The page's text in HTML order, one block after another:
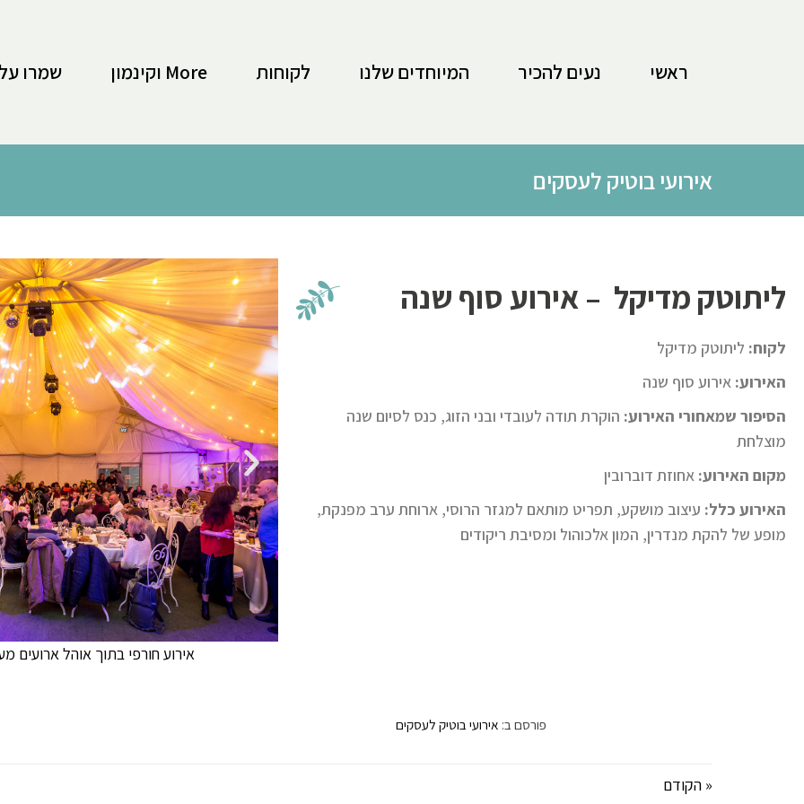
ראשי נעים להכיר המיוחדים שלנו לקוחות More וקינמון שמרו
אירועי בוטיק לעסקים
ליתוטק מדיקל – אירוע סוף שנה
לקוח: ליתוטק מדיקל
האירוע: אירוע סוף שנה
הסיפור שמאחורי האירוע: הוקרת תודה לעובדי ובני הזוג, כנס לסיום שנה
מוצלחת
מקום האירוע: אחוזת דוברובין
האירוע כלל: עיצוב מושקע, תפריט מותאם למגזר הרוסי, ארוחת ערב מפנקת,
מופע של להקת מנדרין, המון אלכוהול ומסיבת ריקודים
אירוע חורפי בתוך אוהל ארועים
פורסם ב: אירועי בוטיק לעסקים
« הקודם